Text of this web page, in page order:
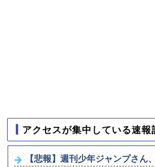
アクセスが集中している速報
【悲報】週刊少年ジャンプさん